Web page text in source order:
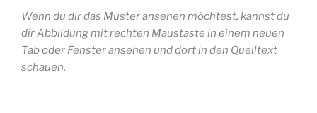
Wenn du dir das Muster ansehen möchtest, kannst du
dir Abbildung mit rechten Maustaste in einem neuen
Tab oder Fenster ansehen und dort in den Quelltext
schauen.